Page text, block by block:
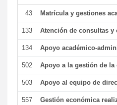
43 Matrícula y gestiones
133 Atención de consultas y
134 Apoyo académico-
502 Apoyo a la gestión de la
503 Apoyo al equipo de
557 Gestión económica